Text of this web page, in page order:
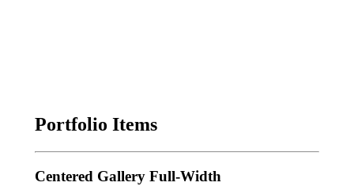
Portfolio Items
Centered Gallery Full-Width